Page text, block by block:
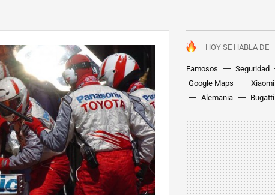
HOY SE HABLA DE
Famosos Seguridad
Google Maps
Xiaomi
Alemania
Bugatti